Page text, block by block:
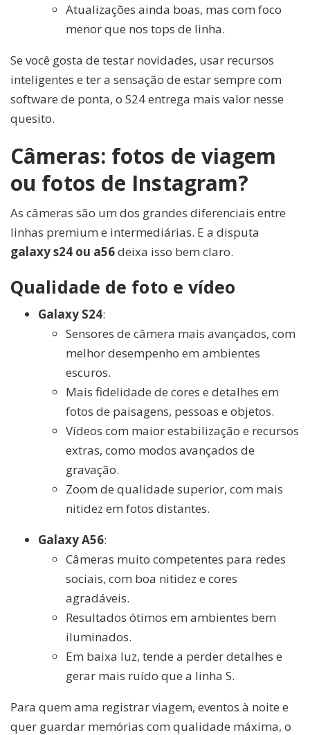
Atualizações ainda boas, mas com foco
menor que nos tops de linha.
Se você gosta de testar novidades, usar recursos
inteligentes e ter a sensação de estar sempre com
software de ponta, o S24 entrega mais valor nesse
quesito.
Câmeras: fotos de viagem
ou fotos de Instagram?
As câmeras são um dos grandes diferenciais entre
linhas premium e intermediárias. E a disputa
galaxy s24 ou a56deixa isso bem claro.
Qualidade de foto e vídeo
Galaxy S24:
Sensores de câmera mais avançados, com
melhor desempenho em ambientes
escuros.
Mais fidelidade de cores e detalhes em
fotos de paisagens, pessoas e objetos.
Vídeos com maior estabilização e recursos
extras, como modos avançados de
gravação.
Zoom de qualidade superior, com mais
nitidez em fotos distantes.
Galaxy A56:
Câmeras muito competentes para redes
sociais, com boa nitidez e cores
agradáveis.
Resultados ótimos em ambientes bem
iluminados.
Em baixa luz, tende a perder detalhes e
gerar mais ruído que a linha S.
Para quem ama registrar viagem, eventos à noite e
quer guardar memórias com qualidade máxima, o